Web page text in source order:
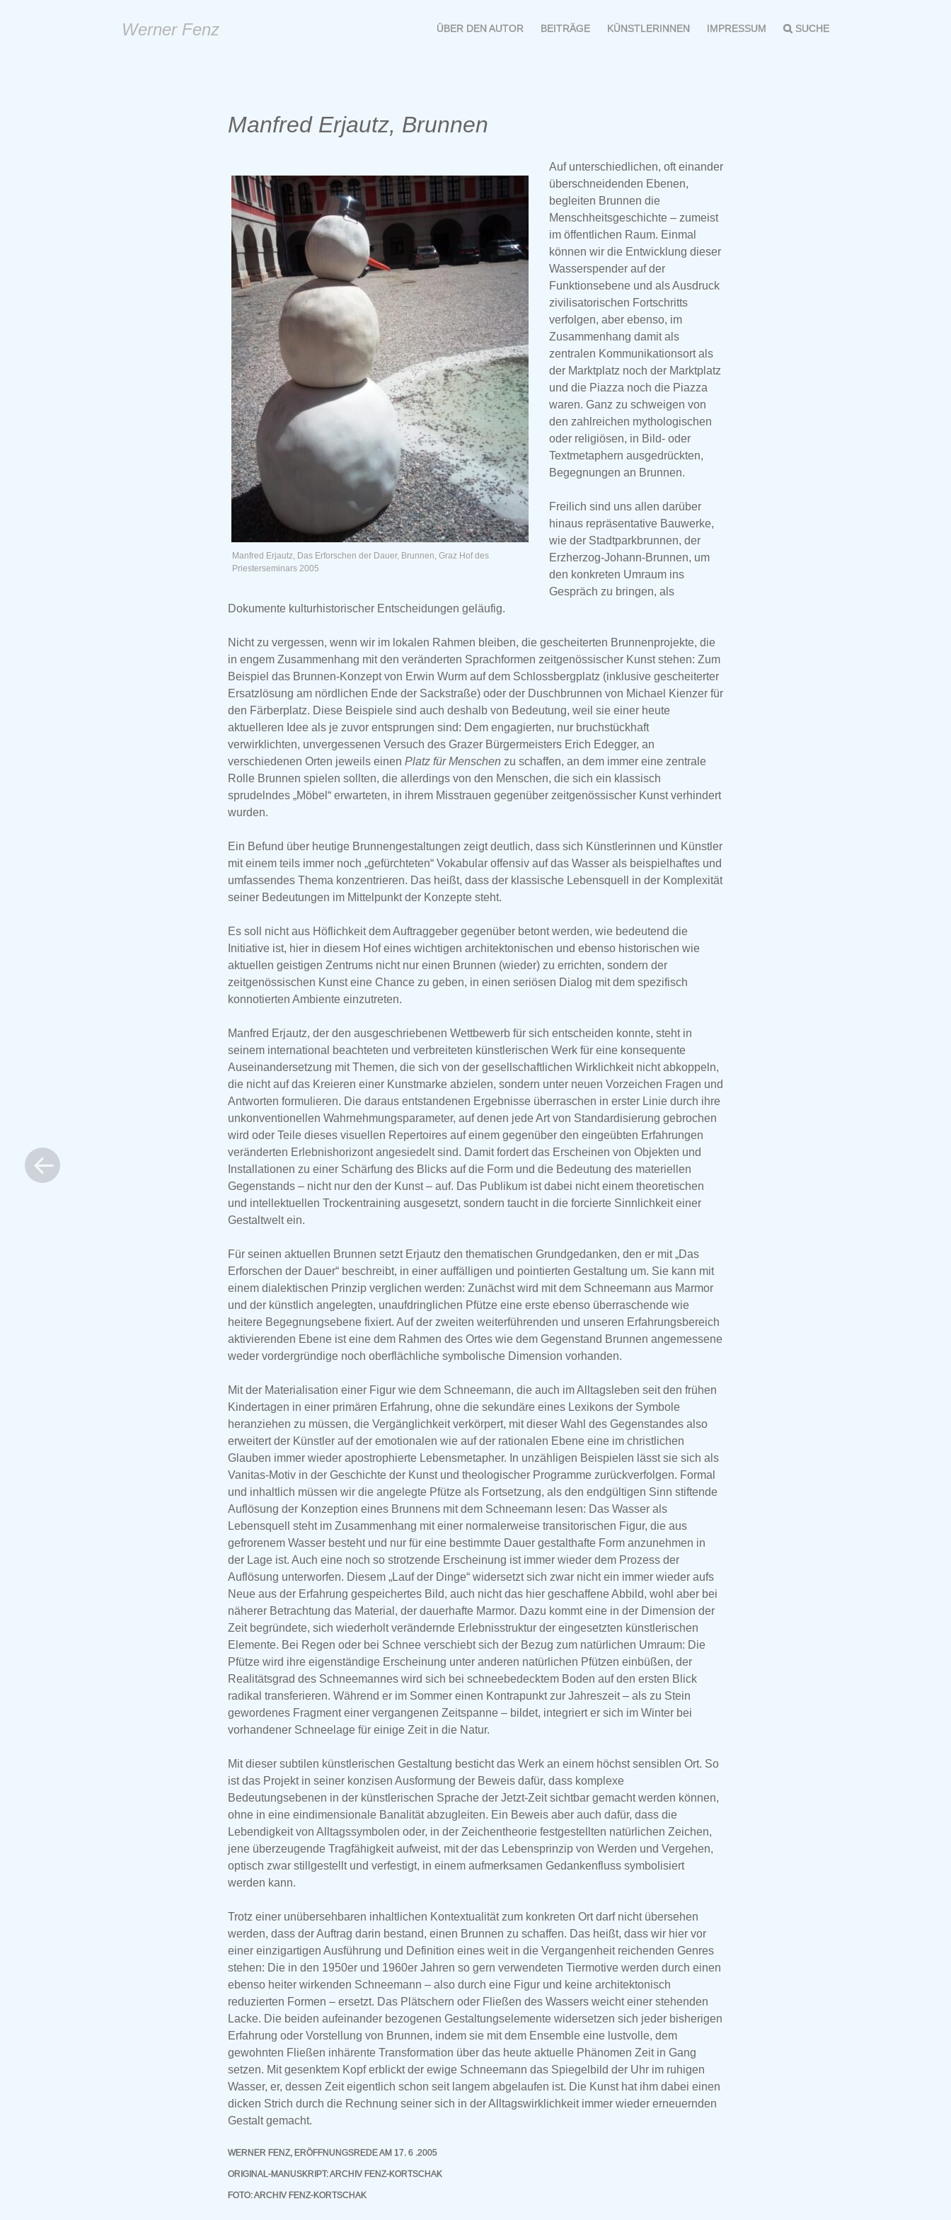
Werner Fenz ÜBER DEN AUTOR BEITRÄGE KÜNSTLERINNEN IMPRESSUM SUCHE
Manfred Erjautz, Brunnen
Manfred Erjautz, Das Erforschen der Dauer, Brunnen, Graz Hof des
Priesterseminars 2005
Auf unterschiedlichen, oft einander
überschneidenden Ebenen,
begleiten Brunnen die
Menschheitsgeschichte – zumeist
im öffentlichen Raum. Einmal
können wir die Entwicklung dieser
Wasserspender auf der
Funktionsebene und als Ausdruck
zivilisatorischen Fortschritts
verfolgen, aber ebenso, im
Zusammenhang damit als
zentralen Kommunikationsort als
der Marktplatz noch der Marktplatz
und die Piazza noch die Piazza
waren. Ganz zu schweigen von
den zahlreichen mythologischen
oder religiösen, in Bild- oder
Textmetaphern ausgedrückten,
Begegnungen an Brunnen.
Freilich sind uns allen darüber
hinaus repräsentative Bauwerke,
wie der Stadtparkbrunnen, der
Erzherzog-Johann-Brunnen, um
den konkreten Umraum ins
Gespräch zu bringen, als
Dokumente kulturhistorischer Entscheidungen geläufig.
Nicht zu vergessen, wenn wir im lokalen Rahmen bleiben, die gescheiterten Brunnenprojekte, die
in engem Zusammenhang mit den veränderten Sprachformen zeitgenössischer Kunst stehen: Zum
Beispiel das Brunnen-Konzept von Erwin Wurm auf dem Schlossbergplatz (inklusive gescheiterter
Ersatzlösung am nördlichen Ende der Sackstraße) oder der Duschbrunnen von Michael Kienzer für
den Färberplatz. Diese Beispiele sind auch deshalb von Bedeutung, weil sie einer heute
aktuelleren Idee als je zuvor entsprungen sind: Dem engagierten, nur bruchstückhaft
verwirklichten, unvergessenen Versuch des Grazer Bürgermeisters Erich Edegger, an
verschiedenen Orten jeweils einen Platz für Menschen zu schaffen, an dem immer eine zentrale
Rolle Brunnen spielen sollten, die allerdings von den Menschen, die sich ein klassisch
sprudelndes „Möbel“ erwarteten, in ihrem Misstrauen gegenüber zeitgenössischer Kunst verhindert
wurden.
Ein Befund über heutige Brunnengestaltungen zeigt deutlich, dass sich Künstlerinnen und Künstler
mit einem teils immer noch „gefürchteten“ Vokabular offensiv auf das Wasser als beispielhaftes und
umfassendes Thema konzentrieren. Das heißt, dass der klassische Lebensquell in der Komplexität
seiner Bedeutungen im Mittelpunkt der Konzepte steht.
Es soll nicht aus Höflichkeit dem Auftraggeber gegenüber betont werden, wie bedeutend die
Initiative ist, hier in diesem Hof eines wichtigen architektonischen und ebenso historischen wie
aktuellen geistigen Zentrums nicht nur einen Brunnen (wieder) zu errichten, sondern der
zeitgenössischen Kunst eine Chance zu geben, in einen seriösen Dialog mit dem spezifisch
konnotierten Ambiente einzutreten.
Manfred Erjautz, der den ausgeschriebenen Wettbewerb für sich entscheiden konnte, steht in
seinem international beachteten und verbreiteten künstlerischen Werk für eine konsequente
Auseinandersetzung mit Themen, die sich von der gesellschaftlichen Wirklichkeit nicht abkoppeln,
die nicht auf das Kreieren einer Kunstmarke abzielen, sondern unter neuen Vorzeichen Fragen und
Antworten formulieren. Die daraus entstandenen Ergebnisse überraschen in erster Linie durch ihre
unkonventionellen Wahrnehmungsparameter, auf denen jede Art von Standardisierung gebrochen
wird oder Teile dieses visuellen Repertoires auf einem gegenüber den eingeübten Erfahrungen
veränderten Erlebnishorizont angesiedelt sind. Damit fordert das Erscheinen von Objekten und
Installationen zu einer Schärfung des Blicks auf die Form und die Bedeutung des materiellen
Gegenstands – nicht nur den der Kunst – auf. Das Publikum ist dabei nicht einem theoretischen
und intellektuellen Trockentraining ausgesetzt, sondern taucht in die forcierte Sinnlichkeit einer
Gestaltwelt ein.
Für seinen aktuellen Brunnen setzt Erjautz den thematischen Grundgedanken, den er mit „Das
Erforschen der Dauer“ beschreibt, in einer auffälligen und pointierten Gestaltung um. Sie kann mit
einem dialektischen Prinzip verglichen werden: Zunächst wird mit dem Schneemann aus Marmor
und der künstlich angelegten, unaufdringlichen Pfütze eine erste ebenso überraschende wie
heitere Begegnungsebene fixiert. Auf der zweiten weiterführenden und unseren Erfahrungsbereich
aktivierenden Ebene ist eine dem Rahmen des Ortes wie dem Gegenstand Brunnen angemessene
weder vordergründige noch oberflächliche symbolische Dimension vorhanden.
Mit der Materialisation einer Figur wie dem Schneemann, die auch im Alltagsleben seit den frühen
Kindertagen in einer primären Erfahrung, ohne die sekundäre eines Lexikons der Symbole
heranziehen zu müssen, die Vergänglichkeit verkörpert, mit dieser Wahl des Gegenstandes also
erweitert der Künstler auf der emotionalen wie auf der rationalen Ebene eine im christlichen
Glauben immer wieder apostrophierte Lebensmetapher. In unzähligen Beispielen lässt sie sich als
Vanitas-Motiv in der Geschichte der Kunst und theologischer Programme zurückverfolgen. Formal
und inhaltlich müssen wir die angelegte Pfütze als Fortsetzung, als den endgültigen Sinn stiftende
Auflösung der Konzeption eines Brunnens mit dem Schneemann lesen: Das Wasser als
Lebensquell steht im Zusammenhang mit einer normalerweise transitorischen Figur, die aus
gefrorenem Wasser besteht und nur für eine bestimmte Dauer gestalthafte Form anzunehmen in
der Lage ist. Auch eine noch so strotzende Erscheinung ist immer wieder dem Prozess der
Auflösung unterworfen. Diesem „Lauf der Dinge“ widersetzt sich zwar nicht ein immer wieder aufs
Neue aus der Erfahrung gespeichertes Bild, auch nicht das hier geschaffene Abbild, wohl aber bei
näherer Betrachtung das Material, der dauerhafte Marmor. Dazu kommt eine in der Dimension der
Zeit begründete, sich wiederholt verändernde Erlebnisstruktur der eingesetzten künstlerischen
Elemente. Bei Regen oder bei Schnee verschiebt sich der Bezug zum natürlichen Umraum: Die
Pfütze wird ihre eigenständige Erscheinung unter anderen natürlichen Pfützen einbüßen, der
Realitätsgrad des Schneemannes wird sich bei schneebedecktem Boden auf den ersten Blick
radikal transferieren. Während er im Sommer einen Kontrapunkt zur Jahreszeit – als zu Stein
gewordenes Fragment einer vergangenen Zeitspanne – bildet, integriert er sich im Winter bei
vorhandener Schneelage für einige Zeit in die Natur.
Mit dieser subtilen künstlerischen Gestaltung besticht das Werk an einem höchst sensiblen Ort. So
ist das Projekt in seiner konzisen Ausformung der Beweis dafür, dass komplexe
Bedeutungsebenen in der künstlerischen Sprache der Jetzt-Zeit sichtbar gemacht werden können,
ohne in eine eindimensionale Banalität abzugleiten. Ein Beweis aber auch dafür, dass die
Lebendigkeit von Alltagssymbolen oder, in der Zeichentheorie festgestellten natürlichen Zeichen,
jene überzeugende Tragfähigkeit aufweist, mit der das Lebensprinzip von Werden und Vergehen,
optisch zwar stillgestellt und verfestigt, in einem aufmerksamen Gedankenfluss symbolisiert
werden kann.
Trotz einer unübersehbaren inhaltlichen Kontextualität zum konkreten Ort darf nicht übersehen
werden, dass der Auftrag darin bestand, einen Brunnen zu schaffen. Das heißt, dass wir hier vor
einer einzigartigen Ausführung und Definition eines weit in die Vergangenheit reichenden Genres
stehen: Die in den 1950er und 1960er Jahren so gern verwendeten Tiermotive werden durch einen
ebenso heiter wirkenden Schneemann – also durch eine Figur und keine architektonisch
reduzierten Formen – ersetzt. Das Plätschern oder Fließen des Wassers weicht einer stehenden
Lacke. Die beiden aufeinander bezogenen Gestaltungselemente widersetzen sich jeder bisherigen
Erfahrung oder Vorstellung von Brunnen, indem sie mit dem Ensemble eine lustvolle, dem
gewohnten Fließen inhärente Transformation über das heute aktuelle Phänomen Zeit in Gang
setzen. Mit gesenktem Kopf erblickt der ewige Schneemann das Spiegelbild der Uhr im ruhigen
Wasser, er, dessen Zeit eigentlich schon seit langem abgelaufen ist. Die Kunst hat ihm dabei einen
dicken Strich durch die Rechnung seiner sich in der Alltagswirklichkeit immer wieder erneuernden
Gestalt gemacht.
WERNER FENZ, ERÖFFNUNGSREDE AM 17. 6 .2005
ORIGINAL-MANUSKRIPT: ARCHIV FENZ-KORTSCHAK
FOTO: ARCHIV FENZ-KORTSCHAK